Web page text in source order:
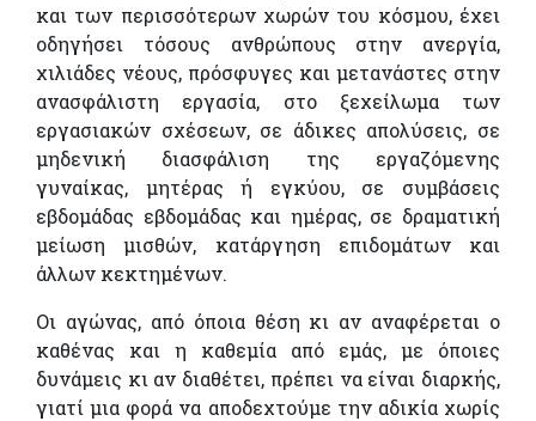
και των περισσότερων χωρών του κόσμου, έχει
οδηγήσει τόσους ανθρώπους στην ανεργία,
χιλιάδες νέους, πρόσφυγες και μετανάστες στην
ανασφάλιστη εργασία, στο ξεχείλωμα των
εργασιακών σχέσεων, σε άδικες απολύσεις, σε
μηδενική διασφάλιση της εργαζόμενης
γυναίκας, μητέρας ή εγκύου, σε συμβάσεις
εβδομάδας εβδομάδας και ημέρας, σε δραματική
μείωση μισθών, κατάργηση επιδομάτων και
άλλων κεκτημένων.
Οι αγώνας, από όποια θέση κι αν αναφέρεται ο
καθένας και η καθεμία από εμάς, με όποιες
δυνάμεις κι αν διαθέτει, πρέπει να είναι διαρκής,
γιατί μια φορά να αποδεχτούμε την αδικία χωρίς